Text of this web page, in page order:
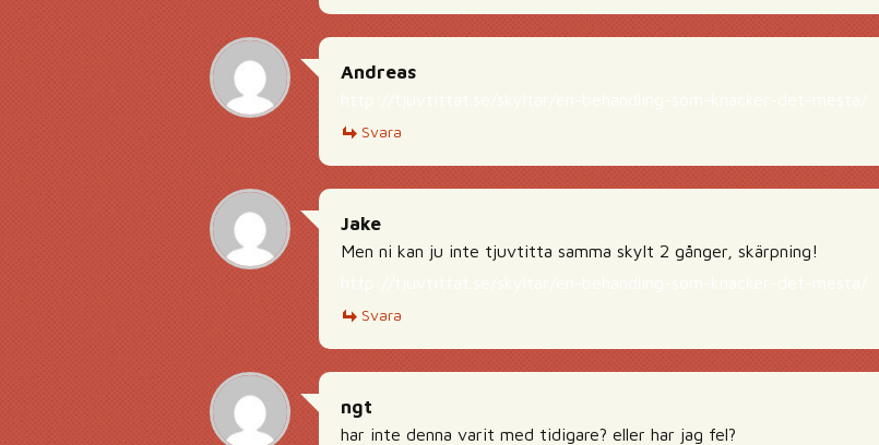
Andreas
Svara
Jake
Men ni kan ju inte tjuvtitta samma skylt 2 gånger, skärpning!
Svara
ngt
har inte denna varit med tidigare? eller har jag fel?